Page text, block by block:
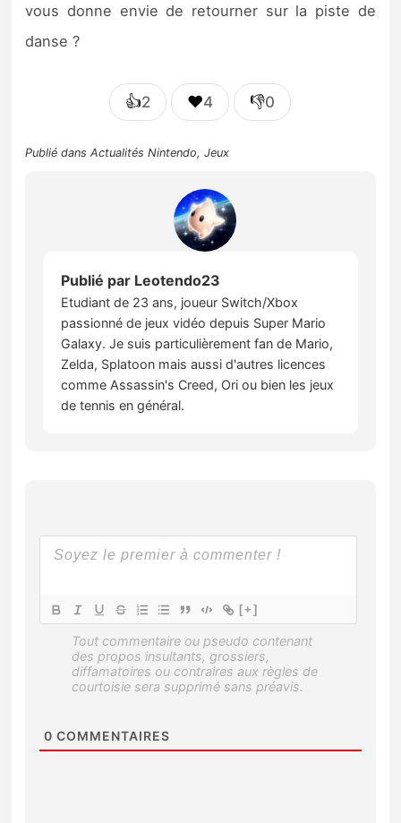
vous donne envie de retourner sur la piste de
danse ?
👍2 ❤️4 👎0
Publié dansActualités Nintendo,Jeux
Publié par Leotendo23
Etudiant de 23 ans, joueur Switch/Xbox
passionné de jeux vidéo depuis Super Mario
Galaxy. Je suis particulièrement fan de Mario,
Zelda, Splatoon mais aussi d'autres licences
comme Assassin's Creed, Ori ou bien les jeux
de tennis en général.
[+]
0 COMMENTAIRES